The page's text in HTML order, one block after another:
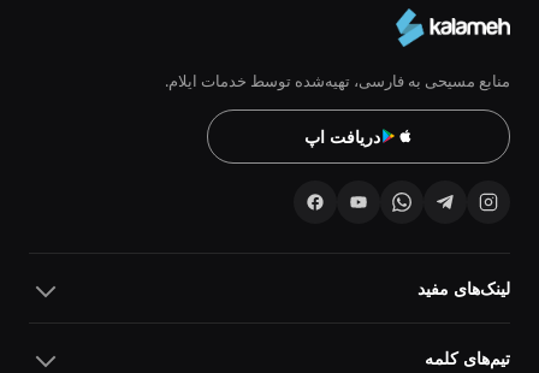
منابع مسیحی به فارسی، تهیه‌شده توسط خدمات ایلام.
دریافت اپ
لینک‌های مفید
تیم‌های کلمه